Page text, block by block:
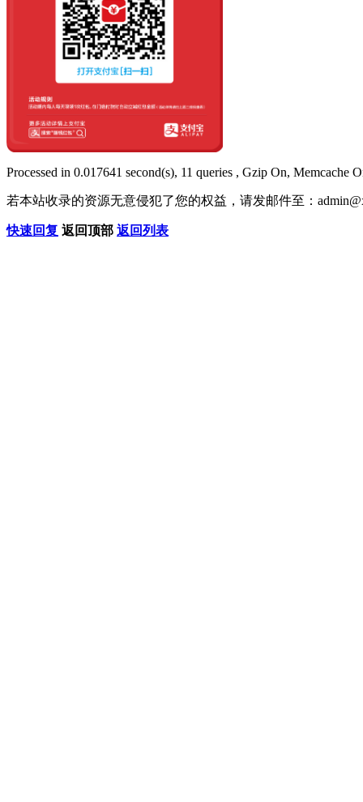
Processed in 0.017641 second(s), 11 queries , Gzip On, Memcache
若本站收录的资源无意侵犯了您的权益，请发邮件至：
快速回复 返回顶部 返回列表